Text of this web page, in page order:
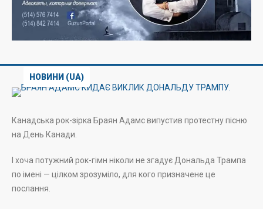
НОВИНИ (UA)
Канадська рок-зірка Браян Адамс випустив протестну пісню
на День Канади.
І хоча потужний рок-гімн ніколи не згадує Дональда Трампа
по імені — цілком зрозуміло, для кого призначене це
послання.